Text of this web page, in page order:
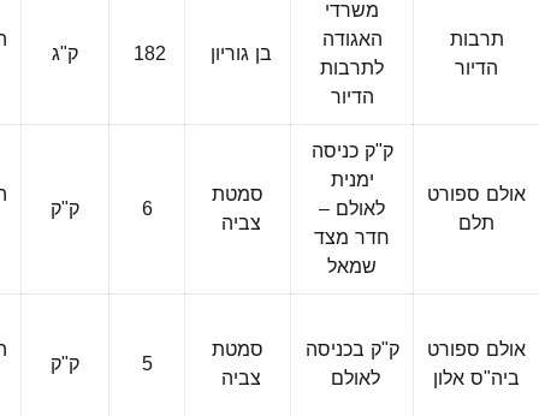
תרבות
הדיור
משרדי
האגודה
לתרבות
הדיור
בן גוריון 182 ק"ג
אולם ספורט
תלם
ק"ק כניסה
ימנית
לאולם –
חדר מצד
שמאל
סמטת
צביה 6 ק"ק
אולם ספורט
ביה"ס אלון
ק"ק בכניסה
לאולם
סמטת
צביה 5 ק"ק